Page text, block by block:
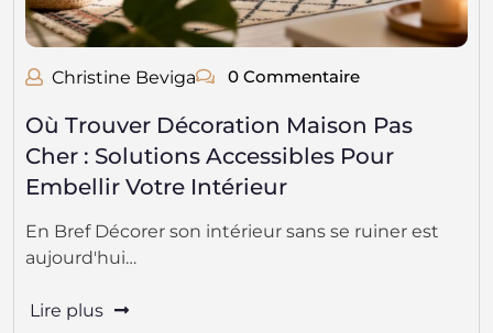
Christine Beviga 0 Commentaire
Où Trouver Décoration Maison Pas
Cher : Solutions Accessibles Pour
Embellir Votre Intérieur
En Bref Décorer son intérieur sans se ruiner est
aujourd'hui…
Lire plus